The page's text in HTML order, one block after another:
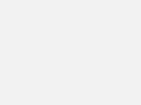
APTECZKA